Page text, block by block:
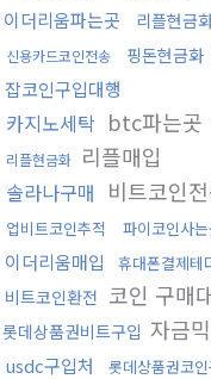
이더리움파는곳 리플현금
신용카드코인전송 핑돈현금화
잡코인구입대행
카지노세탁 btc파는곳
리플현금화 리플매입
솔라나구매 비트코인
업비트코인추적 파이코인사
이더리움매입 휴대폰결제테
비트코인환전 코인 구매
롯데상품권비트구입 자금
usdc구입처 롯데상품권코